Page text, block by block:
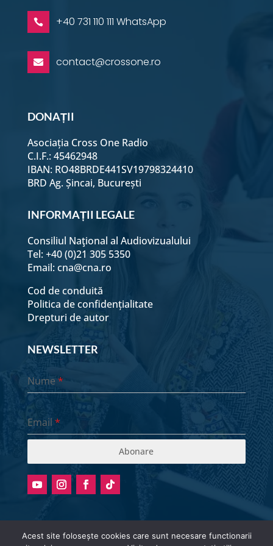
 +40 731 110 111 WhatsApp
 contact@crossone.ro
DONAȚII
Asociația Cross One Radio
C.I.F.: 45462948
IBAN: RO48BRDE441SV19798324410
BRD Ag. Șincai, București
INFORMAȚII LEGALE
Consiliul Naţional al Audiovizualului
Tel: +40 (0)21 305 5350
Email: cna@cna.ro
Cod de conduită
Politica de confidențialitate
Drepturi de autor
NEWSLETTER
Nume*
Email *
Abonare
Acest site folosește cookies care sunt necesare functionarii